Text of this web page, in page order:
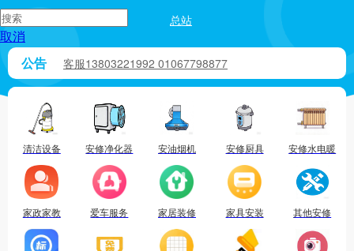
总站
请输入您要搜索的服务
公告
客服13803221992 01067798877
截止3.1日0点，师傅入驻704593人。
清洁设备 安修净化器 安油烟机 安修厨具 安修水电暖
家政家教 爱车服务 家居装修 家具安装 其他安修
取消